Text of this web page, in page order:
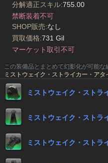
分解適正スキル:755.00
禁断装着不可
SHOP販売:なし
買取価格:731 Gil
マーケット取引不可
この装備品とまとめて幻影化が可能な
ミストウェイク・ストライカー・アタ
ミストウェイク・ストラ
ミストウェイク・ストラ
ミストウェイク・ストラ